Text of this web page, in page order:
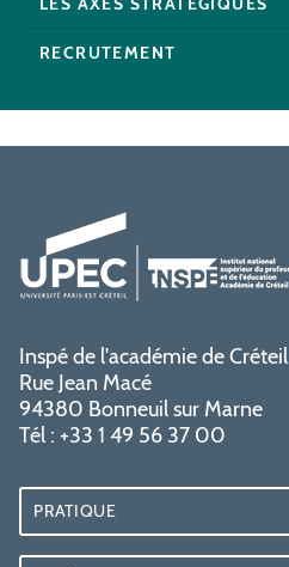
RECRUTEMENT
Inspé de l'académie de Créteil
Rue Jean Macé
94380 Bonneuil sur Marne
Tél : +33 1 49 56 37 00
PRATIQUE